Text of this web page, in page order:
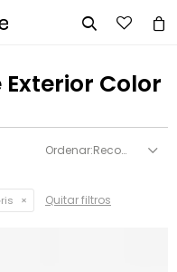

Color
Recomendados
Quitar filtros